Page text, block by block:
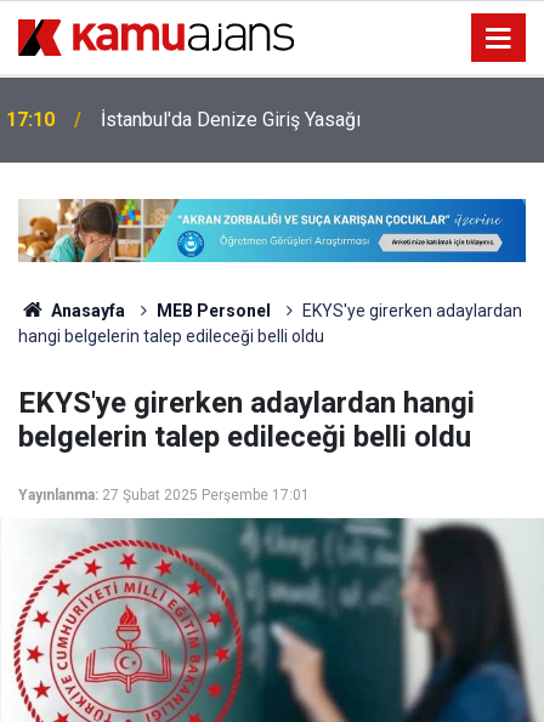
17:10 İstanbul'da Denize Giriş Yasağı
Anasayfa MEB Personel
EKYS'ye girerken adaylardan
hangi belgelerin talep edileceği belli oldu
EKYS'ye girerken adaylardan hangi
belgelerin talep edileceği belli oldu
Yayınlanma: 27 Şubat 2025 Perşembe 17:01